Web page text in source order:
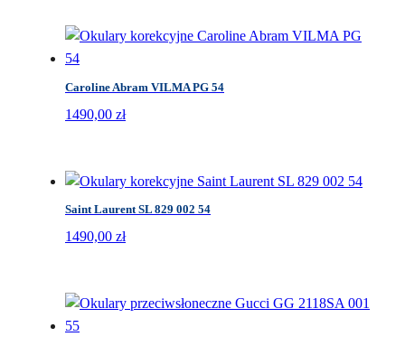
Caroline Abram VILMA PG 54
1490,00 zł
Saint Laurent SL 829 002 54
1490,00 zł